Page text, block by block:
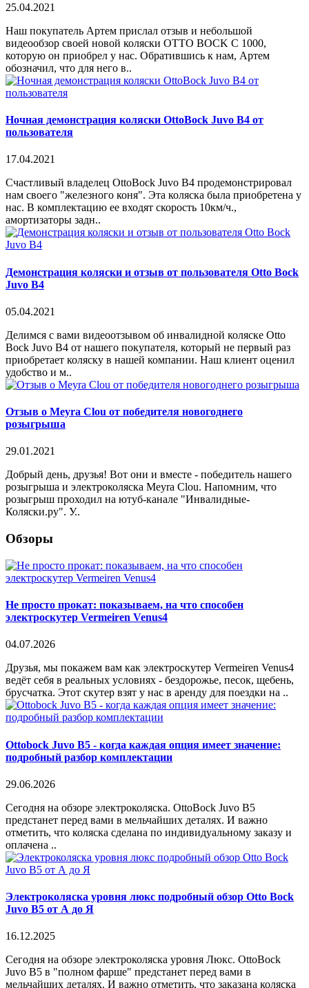
25.04.2021
Наш покупатель Артем прислал отзыв и небольшой
видеообзор своей новой коляски OTTO BOCK C 1000,
которую он приобрел у нас. Обратившись к нам, Артем
обозначил, что для него в..
Ночная демонстрация коляски OttoBock Juvo B4 от
пользователя
17.04.2021
Счастливый владелец OttoBock Juvo B4 продемонстрировал
нам своего "железного коня". Эта коляска была приобретена у
нас. В комплектацию ее входят скорость 10км/ч.,
амортизаторы задн..
Демонстрация коляски и отзыв от пользователя Otto Bock
Juvo B4
05.04.2021
Делимся с вами видеоотзывом об инвалидной коляске Otto
Bock Juvo B4 от нашего покупателя, который не первый раз
приобретает коляску в нашей компании. Наш клиент оценил
удобство и м..
Отзыв о Meyra Clou от победителя новогоднего
розыгрыша
29.01.2021
Добрый день, друзья! Вот они и вместе - победитель нашего
розыгрыша и электроколяска Meyra Clou. Напомним, что
розыгрыш проходил на ютуб-канале "Инвалидные-
Коляски.ру". У..
Обзоры
Не просто прокат: показываем, на что способен
электроскутер Vermeiren Venus4
04.07.2026
Друзья, мы покажем вам как электроскутер Vermeiren Venus4
ведёт себя в реальных условиях - бездорожье, песок, щебень,
брусчатка. Этот скутер взят у нас в аренду для поездки на ..
Ottobock Juvo B5 - когда каждая опция имеет значение:
подробный разбор комплектации
29.06.2026
Сегодня на обзоре электроколяска. OttoBock Juvo B5
предстанет перед вами в мельчайших деталях. И важно
отметить, что коляска сделана по индивидуальному заказу и
оплачена ..
Электроколяска уровня люкс подробный обзор Otto Bock
Juvo B5 от А до Я
16.12.2025
Сегодня на обзоре электроколяска уровня Люкс. OttoBock
Juvo B5 в "полном фарше" предстанет перед вами в
мельчайших деталях. И важно отметить, что заказана коляска